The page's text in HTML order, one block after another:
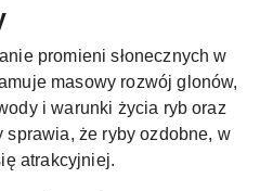
promieni słonecznych w
masowy rozwój glonów,
i warunki życia ryb oraz
sprawia, że ryby ozdobne, w
atrakcyjniej.